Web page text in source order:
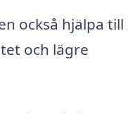
också hjälpa till
och lägre